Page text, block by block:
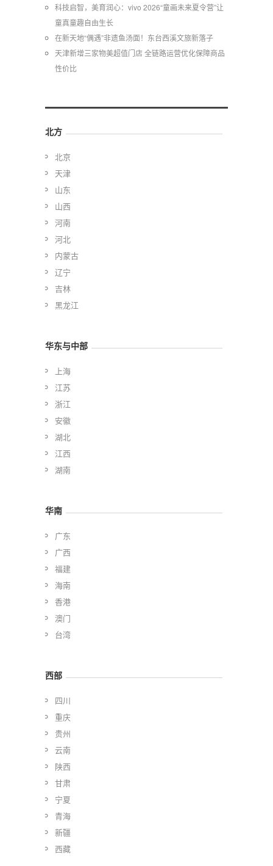
科技启智，美育润心：vivo 2026“童画未来夏令营”让
童真童趣自由生长
在新天地“偶遇”非遗鱼汤面！东台西溪文旅新落子
天津新增三家物美超值门店 全链路运营优化保障商品
性价比
北方
北京
天津
山东
山西
河南
河北
内蒙古
辽宁
吉林
黑龙江
华东与中部
上海
江苏
浙江
安徽
湖北
江西
湖南
华南
广东
广西
福建
海南
香港
澳门
台湾
西部
四川
重庆
贵州
云南
陕西
甘肃
宁夏
青海
新疆
西藏